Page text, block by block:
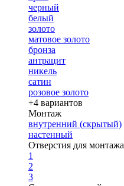
черный
белый
золото
матовое золото
бронза
антрацит
никель
сатин
розовое золото
+4 вариантов
Монтаж
внутренний (скрытый)
настенный
Отверстия для монтажа
1
2
3